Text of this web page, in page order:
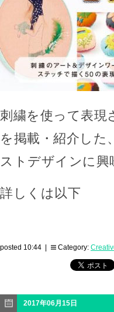
刺繍を使って表現
を掲載・紹介し
ストデザインに
詳しくは以下
posted 10:44 | Category:
2017年06月15日